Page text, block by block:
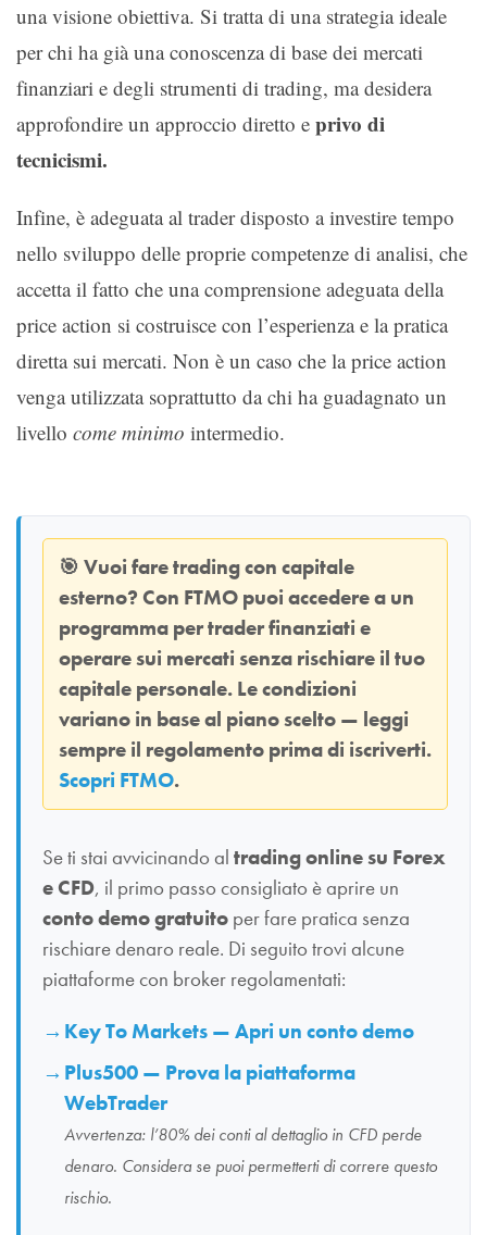
una visione obiettiva. Si tratta di una strategia ideale
per chi ha già una conoscenza di base dei mercati
finanziari e degli strumenti di trading, ma desidera
approfondire un approccio diretto e privo di
tecnicismi.
Infine, è adeguata al trader disposto a investire tempo
nello sviluppo delle proprie competenze di analisi, che
accetta il fatto che una comprensione adeguata della
price action si costruisce con l’esperienza e la pratica
diretta sui mercati. Non è un caso che la price action
venga utilizzata soprattutto da chi ha guadagnato un
livello come minimo intermedio.
🎯 Vuoi fare trading con capitale
esterno? Con FTMO puoi accedere a un
programma per trader finanziati e
operare sui mercati senza rischiare il tuo
capitale personale. Le condizioni
variano in base al piano scelto — leggi
sempre il regolamento prima di iscriverti.
Scopri FTMO.
Se ti stai avvicinando al trading online su Forex
e CFD, il primo passo consigliato è aprire un
conto demo gratuito per fare pratica senza
rischiare denaro reale. Di seguito trovi alcune
piattaforme con broker regolamentati:
Key To Markets — Apri un conto demo
Plus500 — Prova la piattaforma
WebTrader
Avvertenza: l’80% dei conti al dettaglio in CFD perde
denaro. Considera se puoi permetterti di correre questo
rischio.